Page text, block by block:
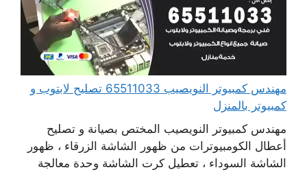
مهندس كمبيوتر النويصيب 65511033 تصليح لابتوب و
كمبيوتر بالمنزل
مهندس كمبيوتر النويصيب المختص بصيانة و تصليح
أعطال الكومبيوترات من ظهور الشاشة الزرقاء ، ظهور
الشاشة السوداء ، تعطيل كرت الشاشة وحدة معالجة